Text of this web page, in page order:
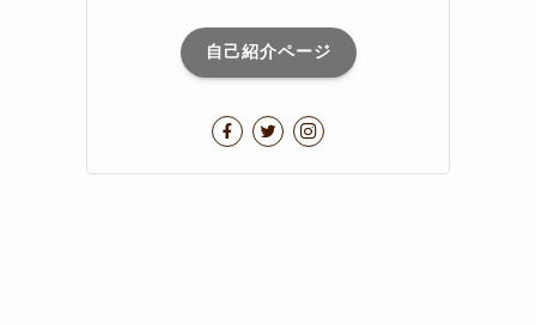
自己紹介ページ